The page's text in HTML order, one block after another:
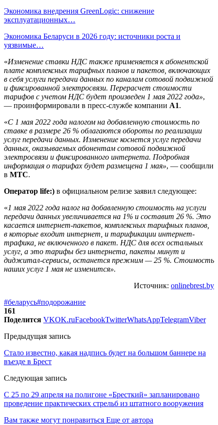
Экономика внедрения GreenLogic: снижение
эксплуатационных…
Экономика Беларуси в 2026 году: источники роста и
уязвимые…
«Изменение ставки НДС также применяется к абонентской
плате комплексных тарифных планов и пакетов, включающих
в себя услуги передачи данных по каналам сотовой подвижной
и фиксированной электросвязи. Перерасчет стоимости
тарифов с учетом НДС будет произведен 1 мая 2022 года»,
— проинформировали в пресс-службе компании А1.
«С 1 мая 2022 года налогом на добавленную стоимость по
ставке в размере 26 % облагаются обороты по реализации
услуг передачи данных. Изменение коснется услуг передачи
данных, оказываемых абонентам сотовой подвижной
электросвязи и фиксированного интернета. Подробная
информация о тарифах будет размещена 1 мая», — сообщили
в МТС.
Оператор life:) в официальном релизе заявил следующее:
«1 мая 2022 года налог на добавленную стоимость на услуги
передачи данных увеличивается на 1% и составит 26 %. Это
касается интернет-пакетов, комплексных тарифных планов,
в которые входит интернет, и тарификации интернет-
трафика, не включенного в пакет. НДС для всех остальных
услуг, а это тарифы без интернета, пакеты минут и
диджитал-сервисы, останется прежним — 25 %. Стоимость
наших услуг 1 мая не изменится».
Источник: onlinebrest.by
#беларусь#подорожание
161
Поделится VKOK.ruFacebookTwitterWhatsAppTelegramViber
Предыдущая запись
Стало известно, какая надпись будет на большом баннере на
въезде в Брест
Следующая запись
С 25 по 29 апреля на полигоне «Бресткий» запланировано
проведение практических стрельб из штатного вооружения
Вам также могут понравиться Еще от автора